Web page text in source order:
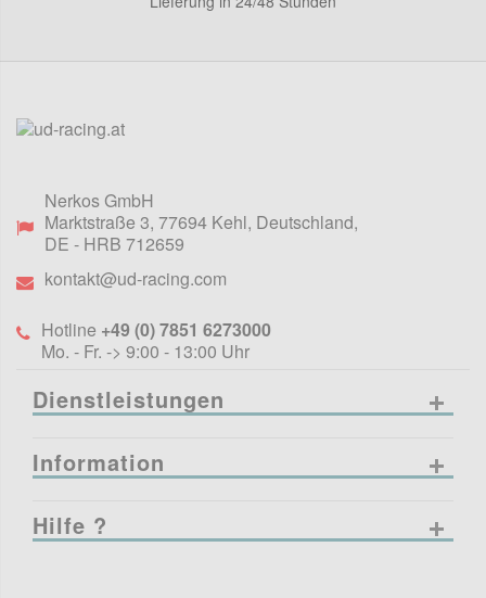
Nerkos GmbH
Marktstraße 3, 77694 Kehl, Deutschland,
DE - HRB 712659
kontakt@ud-racing.com
Hotline +49 (0) 7851 6273000
Mo. - Fr. -> 9:00 - 13:00 Uhr
Dienstleistungen
Information
Hilfe ?